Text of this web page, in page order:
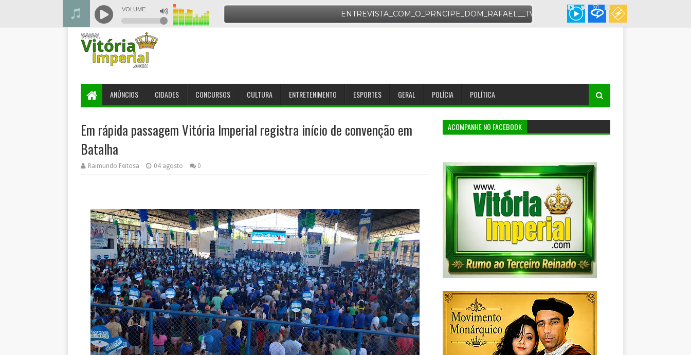
ANÚNCIOS CIDADES CONCURSOS CULTURA ENTRETENIMENTO ESPORTES GERAL POLÍCIA POLÍTICA
Em rápida passagem Vitória Imperial registra início de convenção em
Batalha
Raimundo Feitosa 04 agosto 0
ACOMPANHE NO FACEBOOK